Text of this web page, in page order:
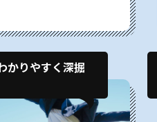
かりやすく深掘